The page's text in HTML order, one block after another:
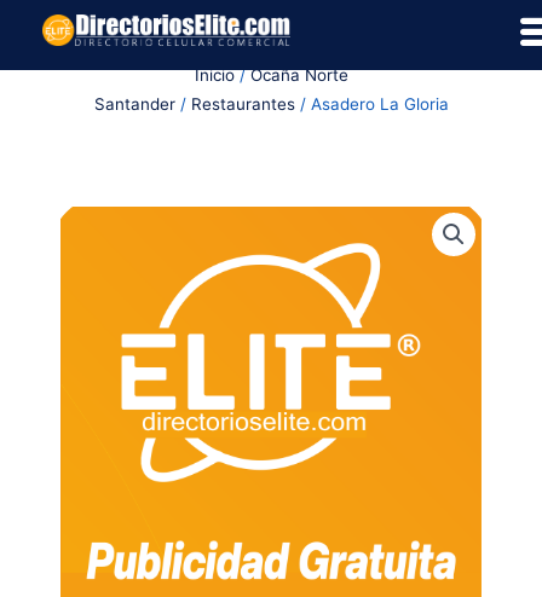
Inicio/Ocaña Norte
Santander/ Restaurantes/ Asadero La Gloria